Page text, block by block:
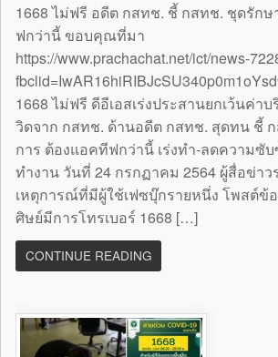
1668 ไม่ฟรี อดีต กสทช. ชี้ กสทช. ชุดรัก
ฟกว่านี้ ขอบคุณที่มา
https://www.prachachat.net/ict/news-
1668 ไม่ฟรี ดีอีเอสเร่งประสานยกเว้นค่า
วิดจาก กสทช. ด้านอดีต กสทช. สุดทน ชี้
การ ต้องแอคทีฟกว่านี้ เร่งทำ-ลดความซั
ทำงาน วันที่ 24 กรกฏาคม 2564 ผู้สื่อข่าว
เหตุการณ์ที่มีผู้ใช้เฟซบุ๊กรายหนึ่ง โพสต์ข้
ศิษย์มีการโทรเบอร์ 1668 […]
CONTINUE READING